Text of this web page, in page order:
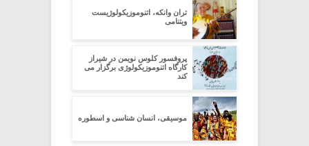
تران وانکه، اتنوموزیکولوژیست
ویتنامی
پروفسور کلوس نویمن در شیراز
کارگاه اتنوموزیکولوژی برگزار می
کند
موسیقی، انسان شناسی و اسطوره